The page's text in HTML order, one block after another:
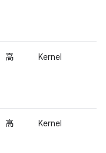
高 Kernel
高 Kernel